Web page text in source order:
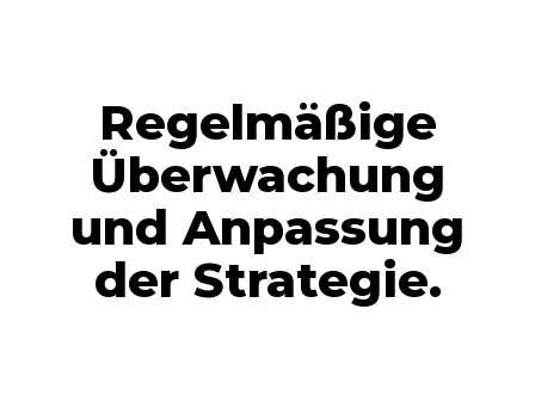
Regelmäßige
Überwachung
und Anpassung
der Strategie.